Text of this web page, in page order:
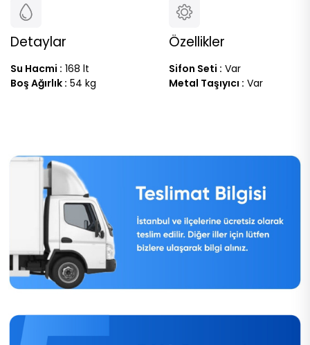
Detaylar
Su Hacmi : 168 lt
Boş Ağırlık : 54 kg
Özellikler
Sifon Seti : Var
Metal Taşıyıcı : Var